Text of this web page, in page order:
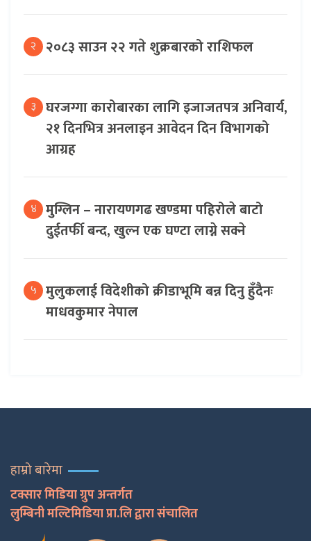
२ २०८३ साउन २२ गते शुक्रबारको राशिफल
३ घरजग्गा कारोबारका लागि इजाजतपत्र अनिवार्य,
२१ दिनभित्र अनलाइन आवेदन दिन विभागको
आग्रह
४ मुग्लिन – नारायणगढ खण्डमा पहिरोले बाटो
दुईतर्फी बन्द, खुल्न एक घण्टा लाग्ने सक्ने
५ मुलुकलाई विदेशीको क्रीडाभूमि बन्न दिनु हुँदैनः
माधवकुमार नेपाल
हाम्रो बारेमा
टक्सार मिडिया ग्रुप अन्तर्गत
लुम्बिनी मल्टिमिडिया प्रा.लि द्वारा संचालित